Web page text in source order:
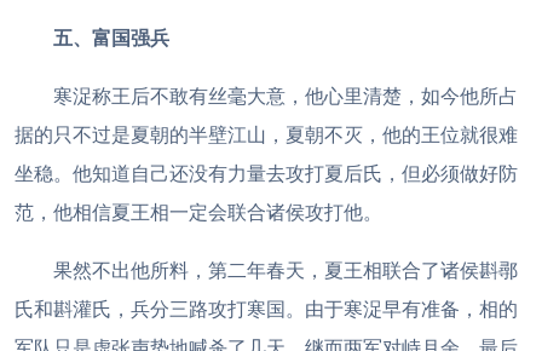
五、富国强兵
寒浞称王后不敢有丝毫大意，他心里清楚，如今他所占
据的只不过是夏朝的半壁江山，夏朝不灭，他的王位就很难
坐稳。他知道自己还没有力量去攻打夏后氏，但必须做好防
范，他相信夏王相一定会联合诸侯攻打他。
果然不出他所料，第二年春天，夏王相联合了诸侯斟鄩
氏和斟灌氏，兵分三路攻打寒国。由于寒浞早有准备，相的